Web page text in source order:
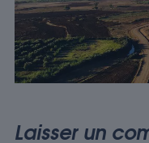
Laisser un